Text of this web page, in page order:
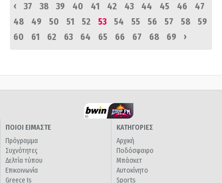
‹
37 38 39 40 41 42 43 44 45 46
47
48
49 50 51 52 53 54 55 56 57 58
59
60
61 62 63 64 65 66 67 68 69 ›
ΠΟΙΟΙ ΕΙΜΑΣΤΕ
Πρόγραμμα
Συχνότητες
Δελτία τύπου
Επικοινωνία
Greece Is
ΚΑΤΗΓΟΡΙΕΣ
Αρχική
Ποδόσφαιρο
Μπάσκετ
Αυτοκίνητο
Sports